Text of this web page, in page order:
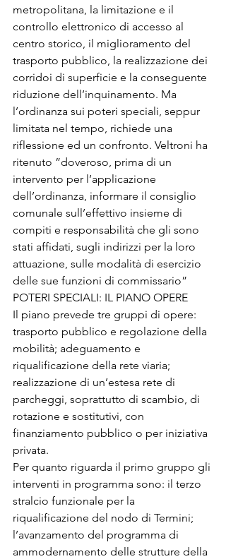
metropolitana, la limitazione e il
controllo elettronico di accesso al
centro storico, il miglioramento del
trasporto pubblico, la realizzazione dei
corridoi di superficie e la conseguente
riduzione dell’inquinamento. Ma
l’ordinanza sui poteri speciali, seppur
limitata nel tempo, richiede una
riflessione ed un confronto. Veltroni ha
ritenuto ”doveroso, prima di un
intervento per l’applicazione
dell’ordinanza, informare il consiglio
comunale sull’effettivo insieme di
compiti e responsabilità che gli sono
stati affidati, sugli indirizzi per la loro
attuazione, sulle modalità di esercizio
delle sue funzioni di commissario”
POTERI SPECIALI: IL PIANO OPERE
Il piano prevede tre gruppi di opere:
trasporto pubblico e regolazione della
mobilità; adeguamento e
riqualificazione della rete viaria;
realizzazione di un’estesa rete di
parcheggi, soprattutto di scambio, di
rotazione e sostitutivi, con
finanziamento pubblico o per iniziativa
privata.
Per quanto riguarda il primo gruppo gli
interventi in programma sono: il terzo
stralcio funzionale per la
riqualificazione del nodo di Termini;
l’avanzamento del programma di
ammodernamento delle strutture della